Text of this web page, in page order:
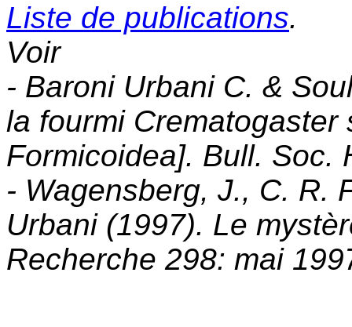
Liste de publications.
Voir
- Baroni Urbani C. &
la fourmi
Formicoidea]. Bull. Soc.
- Wagensberg, J., C. R.
Urbani (1997). Le
Recherche 298: mai